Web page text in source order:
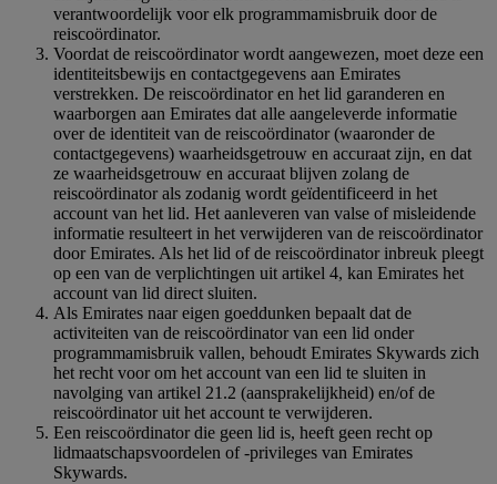
verantwoordelijk voor elk programmamisbruik door de
reiscoördinator.
Voordat de reiscoördinator wordt aangewezen, moet deze een
identiteitsbewijs en contactgegevens aan Emirates
verstrekken. De reiscoördinator en het lid garanderen en
waarborgen aan Emirates dat alle aangeleverde informatie
over de identiteit van de reiscoördinator (waaronder de
contactgegevens) waarheidsgetrouw en accuraat zijn, en dat
ze waarheidsgetrouw en accuraat blijven zolang de
reiscoördinator als zodanig wordt geïdentificeerd in het
account van het lid. Het aanleveren van valse of misleidende
informatie resulteert in het verwijderen van de reiscoördinator
door Emirates. Als het lid of de reiscoördinator inbreuk pleegt
op een van de verplichtingen uit artikel 4, kan Emirates het
account van lid direct sluiten.
Als Emirates naar eigen goeddunken bepaalt dat de
activiteiten van de reiscoördinator van een lid onder
programmamisbruik vallen, behoudt Emirates Skywards zich
het recht voor om het account van een lid te sluiten in
navolging van artikel 21.2 (aansprakelijkheid) en/of de
reiscoördinator uit het account te verwijderen.
Een reiscoördinator die geen lid is, heeft geen recht op
lidmaatschapsvoordelen of -privileges van Emirates
Skywards.